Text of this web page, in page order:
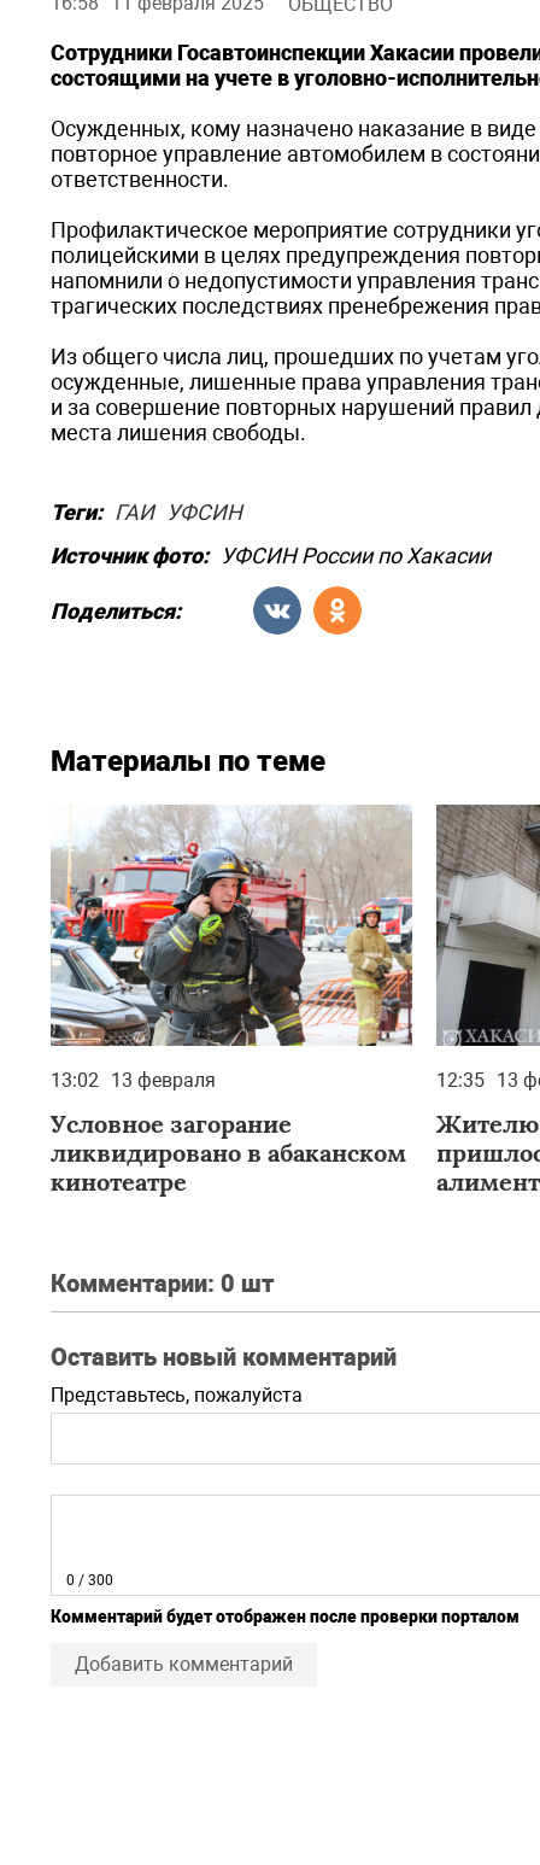
Сотрудники Госавтоинспекции Хакасии
состоящими на учете в уголовно-
Осужденных, кому назначено наказание в
повторное управление автомобилем в
ответственности.
Профилактическое мероприятие сотрудники
полицейскими в целях предупреждения
напомнили о недопустимости управления
трагических последствиях пренебрежения
Из общего числа лиц, прошедших по учетам
осужденные, лишенные права управления
и за совершение повторных нарушений
места лишения свободы.
Теги: ГАИ
УФСИН
Источник фото:
УФСИН России по Хакасии
Поделиться:
Материалы по теме
13:02 13 февраля
Условное загорание
ликвидировано в абаканском
кинотеатре
12:35 13
Жителю
Комментарии: 0 шт
Оставить новый комментарий
Представьтесь, пожалуйста
0 / 300
Комментарий будет отображен после проверки порталом
Добавить комментарий